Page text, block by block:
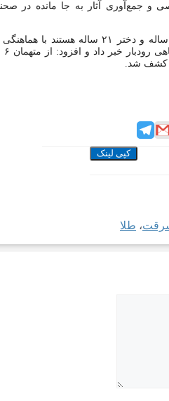
آثار به جا مانده در
وی از دستگیری سارقان که پدر و مادر ۴۶
کشف شد.
کپی لینک
، طلا